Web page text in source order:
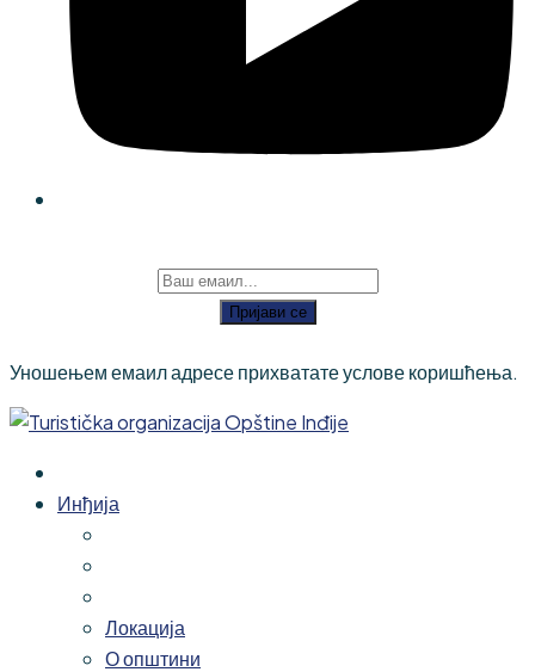
Пријави се
Уношењем емаил адресе прихватате услове коришћења.
Инђија
Локација
О општини